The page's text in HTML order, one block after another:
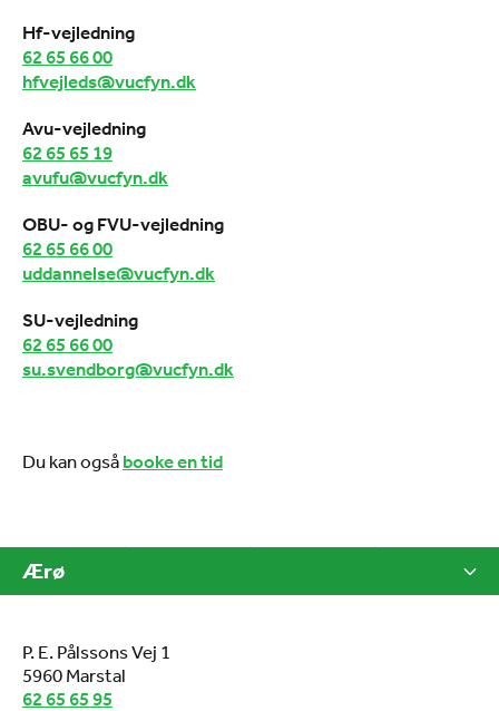
Hf-vejledning
62 65 66 00
hfvejleds@vucfyn.dk
Avu-vejledning
62 65 65 19
avufu@vucfyn.dk
OBU- og FVU-vejledning
62 65 66 00
uddannelse@vucfyn.dk
SU-vejledning
62 65 66 00
su.svendborg@vucfyn.dk
Du kan også booke en tid
Ærø
P. E. Pålssons Vej 1
5960 Marstal
62 65 65 95